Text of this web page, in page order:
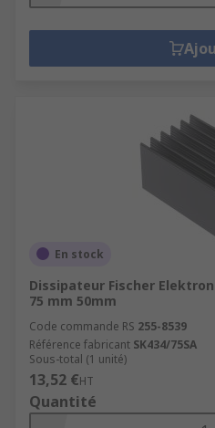
En stock
Dissipateur Fischer
75 mm 50mm
Code commande RS 255-8539
Référence fabricant SK434/75SA
Sous-total (1 unité)
13,52 €HT
Quantité